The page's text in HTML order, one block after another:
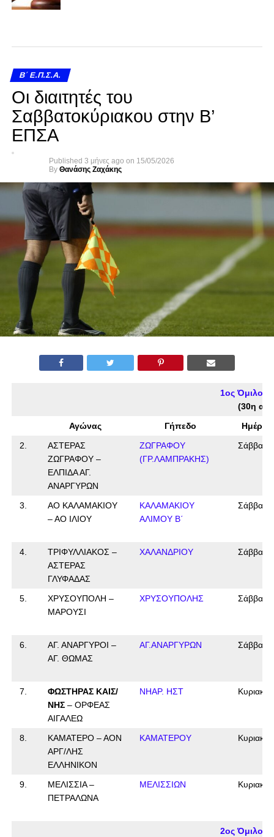
Β΄ Ε.Π.Σ.Α.
Οι διαιτητές του
Σαββατοκύριακου στην Β’
ΕΠΣΑ
Published 3 μήνες ago on 15/05/2026
By Θανάσης Ζαχάκης
1ος Όμιλος
(30η
Αγώνας
Γήπεδο
Ημέρα
2.
ΑΣΤΕΡΑΣ
ΖΩΓΡΑΦΟΥ –
ΕΛΠΙΔΑ ΑΓ.
ΑΝΑΡΓΥΡΩΝ
ΖΩΓΡΑΦΟΥ
(ΓΡ.ΛΑΜΠΡΑΚΗΣ)
Σάββατο
3.
ΑΟ ΚΑΛΑΜΑΚΙΟΥ
– ΑΟ ΙΛΙΟΥ
ΚΑΛΑΜAKIOY
ΑΛΙΜΟΥ Β΄
Σάββατο
4.
ΤΡΙΦΥΛΛΙΑΚΟΣ –
ΑΣΤΕΡΑΣ
ΓΛΥΦΑΔΑΣ
ΧΑΛΑΝΔΡΙΟΥ Σάββατο
5.
ΧΡΥΣΟΥΠΟΛΗ –
ΜΑΡΟΥΣΙ
ΧΡΥΣΟΥΠΟΛΗΣ Σάββατο
6.
ΑΓ. ΑΝΑΡΓΥΡΟΙ –
ΑΓ. ΘΩΜΑΣ
ΑΓ.ΑΝΑΡΓΥΡΩΝ Σάββατο
7.
ΦΩΣΤΗΡΑΣ ΚΑΙΣ/
ΝΗΣ– ΟΡΦΕΑΣ
ΑΙΓΑΛΕΩ
ΝΗΑΡ. ΗΣΤ Κυριακή
8.
ΚΑΜΑΤΕΡΟ – ΑΟΝ
ΑΡΓ/ΛΗΣ
ΕΛΛΗΝΙΚΟΝ
ΚΑΜΑΤΕΡΟΥ Κυριακή
9.
ΜΕΛΙΣΣΙΑ –
ΠΕΤΡΑΛΩΝΑ
ΜΕΛΙΣΣΙΩΝ Κυριακή
2ος Όμιλος